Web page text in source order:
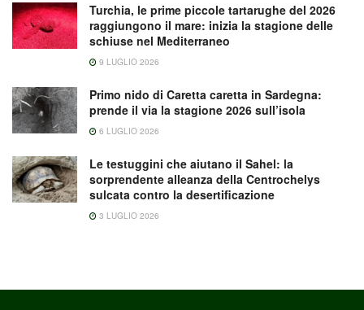
Turchia, le prime piccole tartarughe del 2026
raggiungono il mare: inizia la stagione delle
schiuse nel Mediterraneo
9 LUGLIO 2026
Primo nido di Caretta caretta in Sardegna:
prende il via la stagione 2026 sull’isola
6 LUGLIO 2026
Le testuggini che aiutano il Sahel: la
sorprendente alleanza della Centrochelys
sulcata contro la desertificazione
3 LUGLIO 2026